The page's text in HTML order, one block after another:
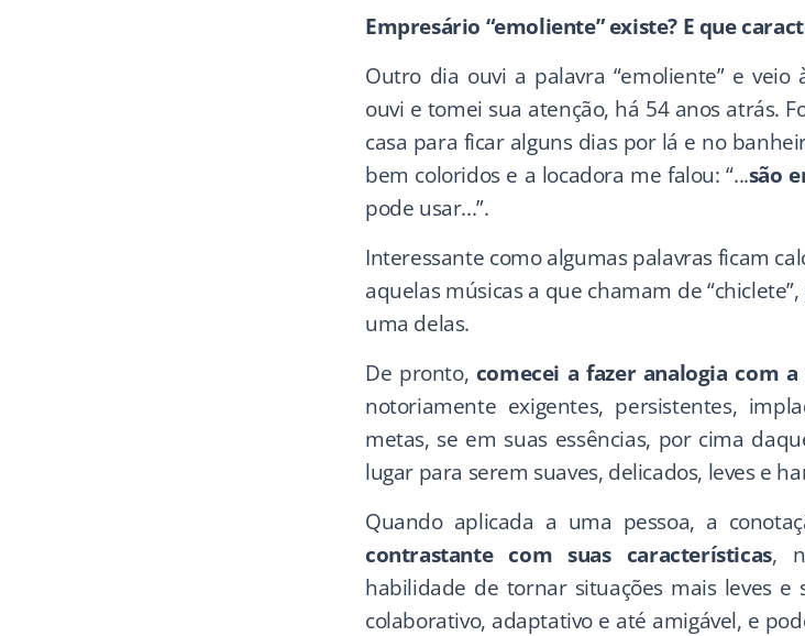
Empresário “emoliente” existe? E que
Outro dia ouvi a palavra “emoliente” e
ouvi e tomei sua atenção, há 54 anos atrás.
casa para ficar alguns dias por lá e no
bem coloridos e a locadora me falou: “...são
pode usar...”.
Interessante como algumas palavras ficam
aquelas músicas a que chamam de
uma delas.
De pronto, comecei a fazer analogia com
notoriamente exigentes, persistentes,
metas, se em suas essências, por cima
lugar para serem suaves, delicados, leves e
Quando aplicada a uma pessoa, a
contrastante com suas características,
habilidade de tornar situações mais leves e
colaborativo, adaptativo e até amigável, e